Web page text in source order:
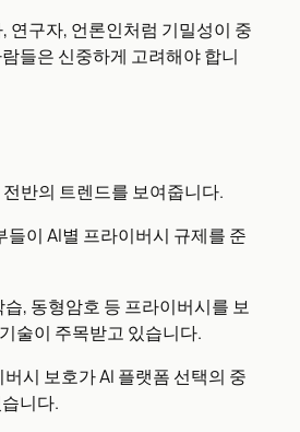
연구자, 언론인처럼 기밀성이 중
들은 신중하게 고려해야 합니
반의 트렌드를 보여줍니다.
들이 AI별 프라이버시 규제를 준
습, 동형암호 등 프라이버시를 보
술이 주목받고 있습니다.
시 보호가 AI 플랫폼 선택의 중
니다.